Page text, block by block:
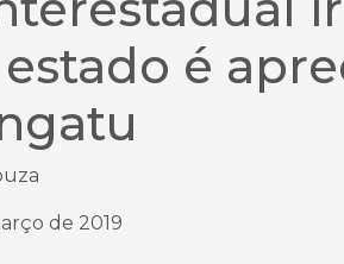
é
de 2019